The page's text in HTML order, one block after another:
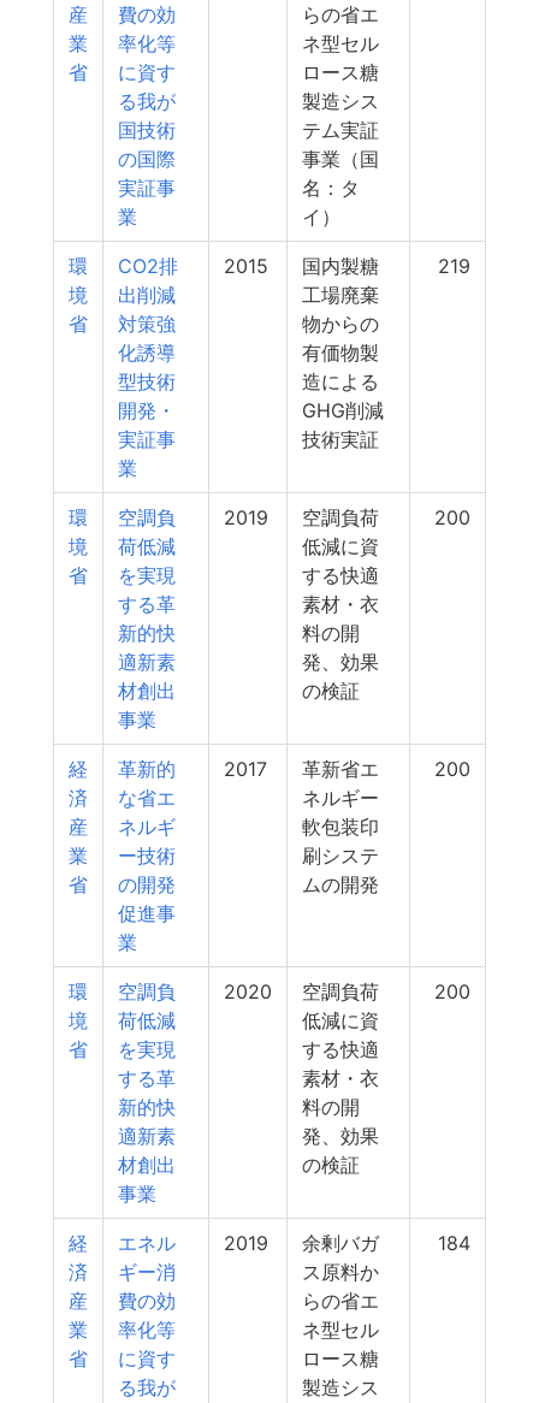
産
業
省
費の効
率化等
に資す
る我が
国技術
の国際
実証事
業
らの省エ
ネ型セル
ロース糖
製造シス
テム実証
事業（国
名：タ
イ）
環
境
省
CO2排
出削減
対策強
化誘導
型技術
開発・
実証事
業
2015
国内製糖
工場廃棄
物からの
有価物製
造による
GHG削減
技術実証
219
環
境
省
空調負
荷低減
を実現
する革
新的快
適新素
材創出
事業
2019
空調負荷
低減に資
する快適
素材・衣
料の開
発、効果
の検証
200
経
済
産
業
省
革新的
な省エ
ネルギ
ー技術
の開発
促進事
業
2017
革新省エ
ネルギー
軟包装印
刷システ
ムの開発
200
環
境
省
空調負
荷低減
を実現
する革
新的快
適新素
材創出
事業
2020
空調負荷
低減に資
する快適
素材・衣
料の開
発、効果
の検証
200
経
済
産
業
省
エネル
ギー消
費の効
率化等
に資す
る我が
2019
余剰バガ
ス原料か
らの省エ
ネ型セル
ロース糖
製造シス
184